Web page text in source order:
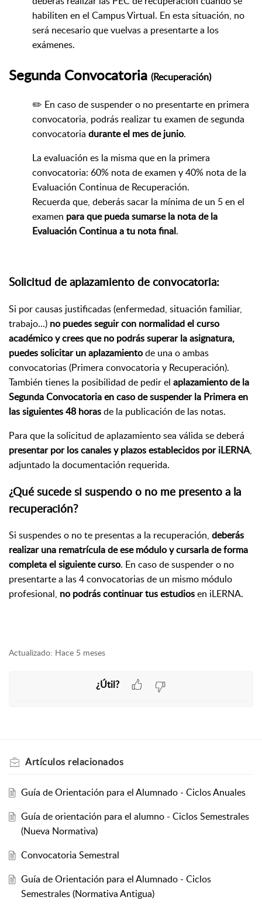
habiliten en el Campus Virtual. En esta situación, no
será necesario que vuelvas a presentarte a los
exámenes.
Segunda Convocatoria (Recuperación)
✏️ En caso de suspender o no presentarte en primera
convocatoria, podrás realizar tu examen de segunda
convocatoria durante el mes de junio.
La evaluación es la misma que en la primera
convocatoria: 60% nota de examen y 40% nota de la
Evaluación Continua de Recuperación.
Recuerda que, deberás sacar la mínima de un 5 en el
examen para que pueda sumarse la nota de la
Evaluación Continua a tu nota final.
Solicitud de aplazamiento de convocatoria:
Si por causas justificadas (enfermedad, situación familiar,
trabajo...) no puedes seguir con normalidad el curso
académico y crees que no podrás superar la asignatura,
puedes solicitar un aplazamientode una o ambas
convocatorias (Primera convocatoria y Recuperación).
También tienes la posibilidad de pedir el aplazamiento de la
Segunda Convocatoria en caso de suspender la Primera en
las siguientes 48 horasde la publicación de las notas.
Para que la solicitud de aplazamiento sea válida se deberá
presentar por los canales y plazos establecidos por iLERNA,
adjuntado la documentación requerida.
¿Qué sucede si suspendo o no me presento a la
recuperación?
Si suspendes o no te presentas a la recuperación, deberás
realizar una rematrícula de ese módulo y cursarla de forma
completa el siguiente curso. En caso de suspender o no
presentarte a las 4 convocatorias de un mismo módulo
profesional, no podrás continuar tus estudiosen iLERNA.
Actualizado: Hace 5 meses
¿Útil?
Artículos relacionados
Guía de Orientación para el Alumnado - Ciclos Anuales
Guía de orientación para el alumno - Ciclos Semestrales
(Nueva Normativa)
Convocatoria Semestral
Guía de Orientación para el Alumnado - Ciclos
Semestrales (Normativa Antigua)